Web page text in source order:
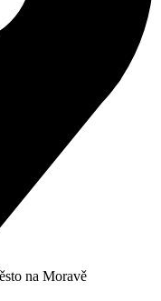
na Moravě